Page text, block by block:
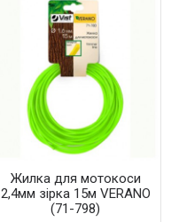
Жилка для мотокоси
2,4мм зірка 15м VERANO
(71-798)